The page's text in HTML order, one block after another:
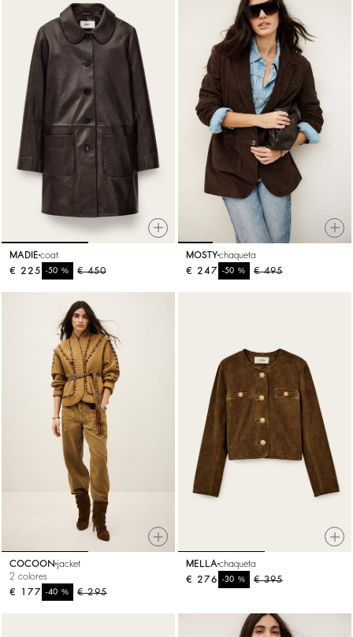
MADIE coat
€ 450
-50%
€ 225
MOSTYchaqueta
€ 495
-50%
€ 247
COCOON jacket
2 colores
€ 295
-40%
€ 177
MELLA chaqueta
€ 395
-30%
€ 276